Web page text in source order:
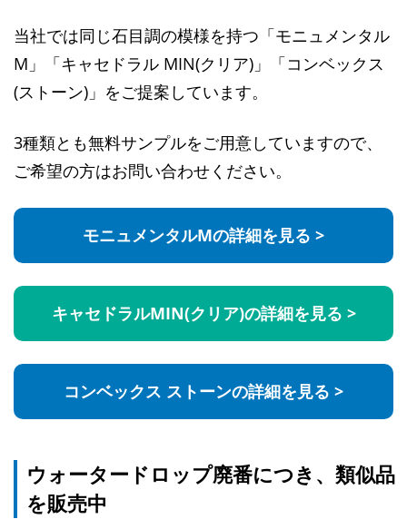
当社では同じ石目調の模様を持つ「モニュメンタル
M」「キャセドラル MIN(クリア)」「コンベックス
(ストーン)」をご提案しています。
3種類とも無料サンプルをご用意していますので、
ご希望の方はお問い合わせください。
モニュメンタルMの詳細を見る >
キャセドラルMIN(クリア)の詳細を見る >
コンベックス ストーンの詳細を見る >
ウォータードロップ廃番につき、類似品
を販売中